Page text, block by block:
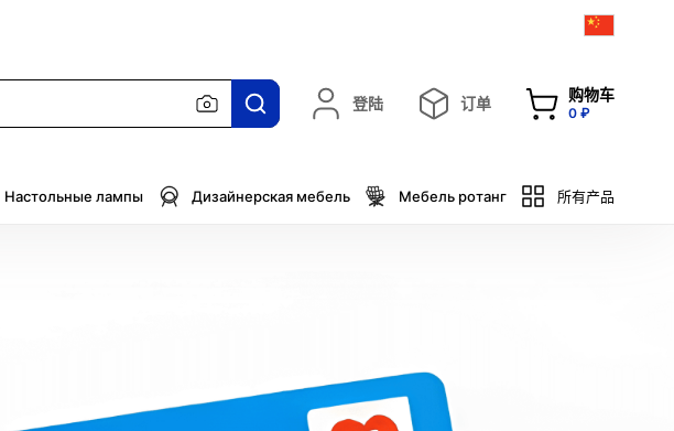
登陆 订单 购物车
0 ₽
Настольные лампы Дизайнерская мебель Мебель ротанг 所有产品